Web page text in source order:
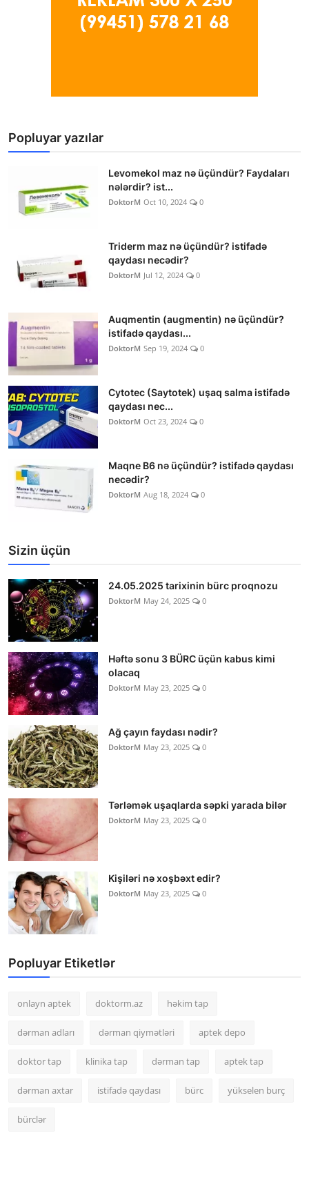
Popluyar yazılar
Levomekol maz nə üçündür? Faydaları
nələrdir? ist...
DoktorM Oct 10, 2024 0
Triderm maz nə üçündür? istifadə
qaydası necədir?
DoktorM Jul 12, 2024 0
Auqmentin (augmentin) nə üçündür?
istifadə qaydası...
DoktorM Sep 19, 2024 0
Cytotec (Saytotek) uşaq salma istifadə
qaydası nec...
DoktorM Oct 23, 2024 0
Maqne B6 nə üçündür? istifadə qaydası
necədir?
DoktorM Aug 18, 2024 0
Sizin üçün
24.05.2025 tarixinin bürc proqnozu
DoktorM May 24, 2025 0
Həftə sonu 3 BÜRC üçün kabus kimi
olacaq
DoktorM May 23, 2025 0
Ağ çayın faydası nədir?
DoktorM May 23, 2025 0
Tərləmək uşaqlarda səpki yarada bilər
DoktorM May 23, 2025 0
Kişiləri nə xoşbəxt edir?
DoktorM May 23, 2025 0
Popluyar Etiketlər
onlayn aptek doktorm.az həkim tap
dərman adları dərman qiymətləri aptek depo
doktor tap klinika tap dərman tap aptek tap
dərman axtar istifadə qaydası bürc yükselen burç
bürclər